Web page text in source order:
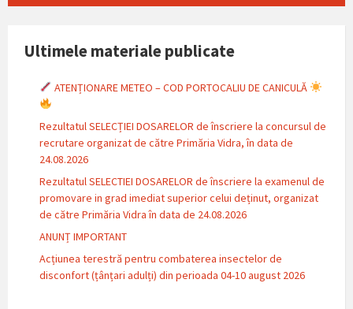
Ultimele materiale publicate
ATENȚIONARE METEO – COD PORTOCALIU DE CANICULĂ
Rezultatul SELECȚIEI DOSARELOR de înscriere la concursul de
recrutare organizat de către Primăria Vidra, în data de
24.08.2026
Rezultatul SELECTIEI DOSARELOR de înscriere la examenul de
promovare in grad imediat superior celui deținut, organizat
de către Primăria Vidra în data de 24.08.2026
ANUNȚ IMPORTANT
Acțiunea terestră pentru combaterea insectelor de
disconfort (țânțari adulți) din perioada 04-10 august 2026